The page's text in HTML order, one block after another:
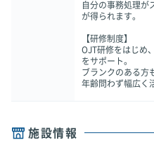
自分の事務処理が
が得られます。
【研修制度】
OJT研修をはじめ
をサポート。
ブランクのある方
年齢問わず幅広く
施設情報